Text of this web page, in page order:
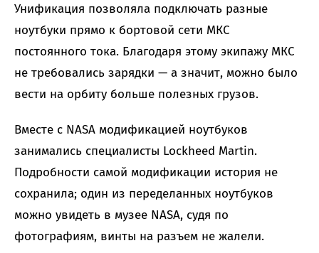
Унификация позволяла подключать разные
ноутбуки прямо к бортовой сети МКС
постоянного тока. Благодаря этому экипажу МКС
не требовались зарядки — а значит, можно было
вести на орбиту больше полезных грузов.
Вместе с NASA модификацией ноутбуков
занимались специалисты Lockheed Martin.
Подробности самой модификации история не
сохранила; один из переделанных ноутбуков
можно увидеть в музее NASA, судя по
фотографиям, винты на разъем не жалели.